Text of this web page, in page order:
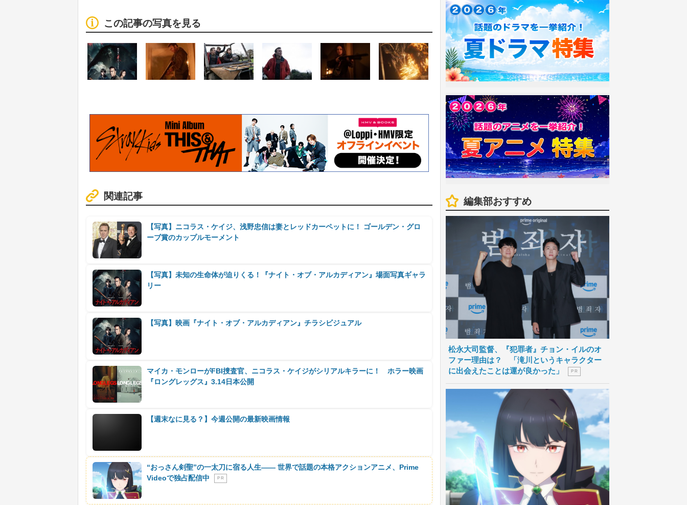
この記事の写真を見る
関連記事
【写真】ニコラス・ケイジ、浅野忠信は妻とレッドカーペットに！ ゴールデン・グロ
ーブ賞のカップルモーメント
【写真】未知の生命体が迫りくる！『ナイト・オブ・アルカディアン』場面写真ギャラ
リー
【写真】映画『ナイト・オブ・アルカディアン』チラシビジュアル
マイカ・モンローがFBI捜査官、ニコラス・ケイジがシリアルキラーに！ ホラー映画
『ロングレッグス』3.14日本公開
【週末なに見る？】今週公開の最新映画情報
“おっさん剣聖”の一太刀に宿る人生―― 世界で話題の本格アクションアニメ、Prime
Videoで独占配信中
P R
編集部おすすめ
松永大司監督、『犯罪者』チョン・イルのオ
ファー理由は？ 「滝川というキャラクター
に出会えたことは運が良かった」
P R